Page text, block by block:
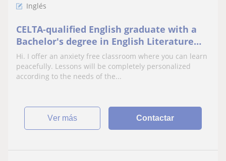
Inglés
CELTA-qualified English graduate with a
Bachelor's degree in English Literature
and over two years of experience.
Hi. I offer an anxiety free classroom where you can learn
peacefully. Lessons will be completely personalized
according to the needs of the...
ver más Contactar